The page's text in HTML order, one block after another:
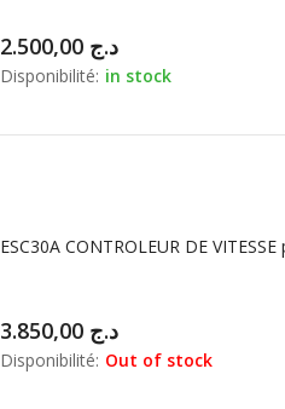
د.ج
Disponibilité: in stock
د.ج
Disponibilité: Out of stock